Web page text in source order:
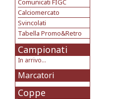
Comunicati FIGC
Calciomercato
Svincolati
Tabella Promo&Retro
Campionati
In arrivo...
Marcatori
Coppe